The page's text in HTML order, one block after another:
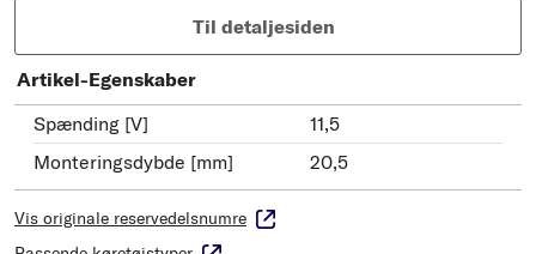
Til detaljesiden
Artikel-Egenskaber
Spænding [V]
11,5
Monteringsdybde [mm]
20,5
Vis originale reservedelsnumre